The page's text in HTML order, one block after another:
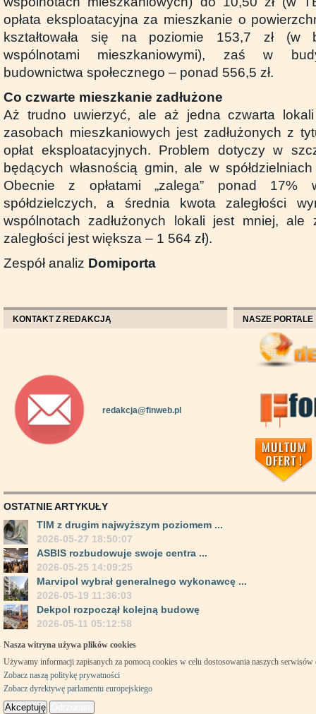
opłata eksploatacyjna za mieszkanie o
kształtowała się na poziomie 153,7 zł (w
wspólnotami mieszkaniowymi), zaś w
budownictwa społecznego – ponad 556,5 zł.
Co czwarte mieszkanie zadłużone
Aż trudno uwierzyć, ale aż jedna czwarta
zasobach mieszkaniowych jest zadłużonych z
opłat eksploatacyjnych. Problem dotyczy w
będących własnością gmin, ale w
Obecnie z opłatami „zalega” ponad 17%
spółdzielczych, a średnia kwota zaległości
wspólnotach zadłużonych lokali jest mniej,
zaległości jest większa – 1 564 zł).
Zespół analiz Domiporta
KONTAKT Z REDAKCJĄ
redakcja@finweb.pl
NASZE PORTALE
OSTATNIE ARTYKUŁY
TIM z drugim najwyższym poziomem ...
2026-05-27 18:50:07
ASBIS rozbudowuje swoje centra ...
2026-05-25 14:09:25
Marvipol wybrał generalnego wykonawcę ...
2026-05-19 11:36:03
Dekpol rozpoczął kolejną budowę
2026-05-11 05:12:58
Nasza witryna używa plików cookies
Używamy informacji zapisanych za pomocą cookies w celu dostosowania naszych
Zobacz naszą politykę prywatności
Zobacz dyrektywę parlamentu europejskiego
Akceptuję